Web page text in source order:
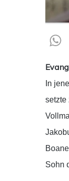
In
setzte
Sohn